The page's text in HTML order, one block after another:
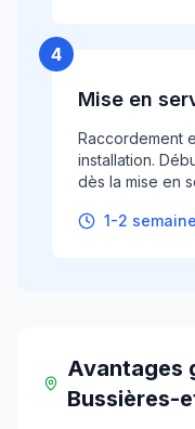
4
Mise en
Raccordement
installation.
dès la mise en
1-2
Avantages
Bussières-